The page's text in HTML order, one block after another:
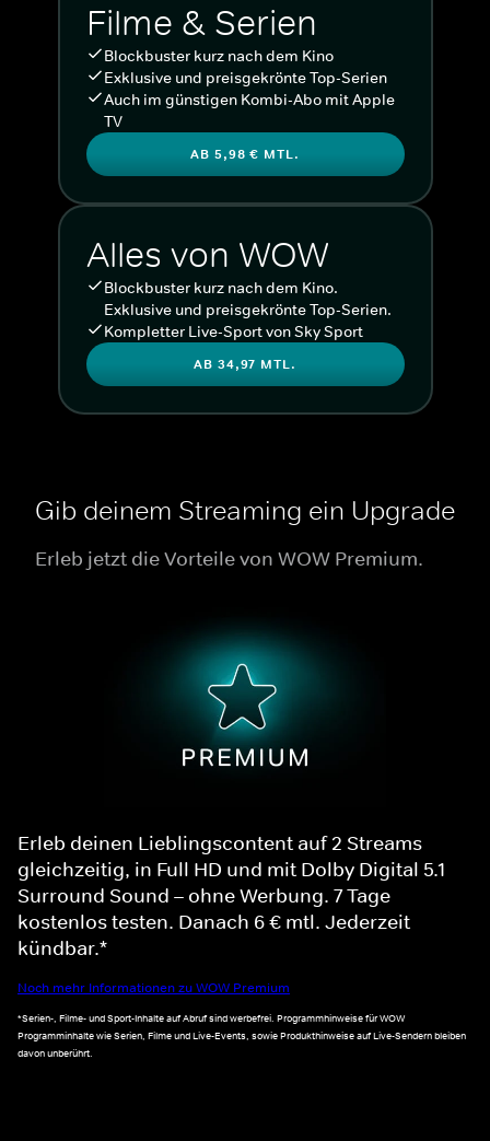
Filme & Serien
Blockbuster kurz nach dem Kino
Exklusive und preisgekrönte Top-Serien
Auch im günstigen Kombi-Abo mit Apple
TV
AB 5,98 € MTL.
Alles von WOW
Blockbuster kurz nach dem Kino.
Exklusive und preisgekrönte Top-Serien.
Kompletter Live-Sport von Sky Sport
AB 34,97 MTL.
Gib deinem Streaming ein Upgrade
Erleb jetzt die Vorteile von WOW Premium.
Erleb deinen Lieblingscontent auf 2 Streams
gleichzeitig, in Full HD und mit Dolby Digital 5.1
Surround Sound – ohne Werbung. 7 Tage
kostenlos testen. Danach 6 € mtl. Jederzeit
kündbar.*
Noch mehr Informationen zu WOW Premium
*Serien-, Filme- und Sport-Inhalte auf Abruf sind werbefrei. Programmhinweise für WOW
Programminhalte wie Serien, Filme und Live-Events, sowie Produkthinweise auf Live-Sendern bleiben
davon unberührt.